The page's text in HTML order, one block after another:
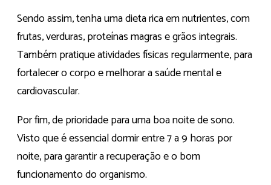
Sendo assim, tenha uma dieta rica em nutrientes, com
frutas, verduras, proteínas magras e grãos integrais.
Também pratique atividades físicas regularmente, para
fortalecer o corpo e melhorar a saúde mental e
cardiovascular.
Por fim, de prioridade para uma boa noite de sono.
Visto que é essencial dormir entre 7 a 9 horas por
noite, para garantir a recuperação e o bom
funcionamento do organismo.